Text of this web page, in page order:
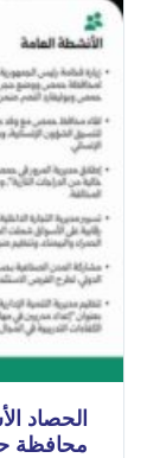
الحصاد
محافظة حمص